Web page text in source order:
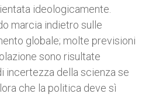
ideologicamente.
marcia indietro sulle
globale; molte previsioni
sono risultate
incertezza della scienza se
che la politica deve sì